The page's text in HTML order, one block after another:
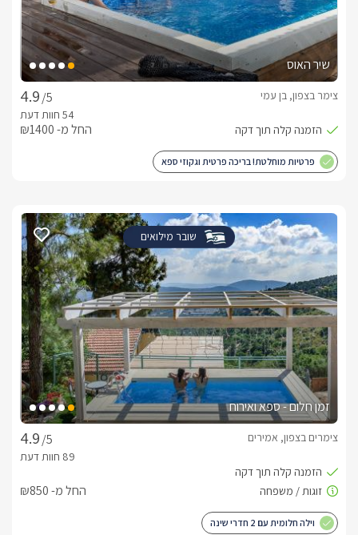
שיר האוס
/5
צימר בצפון, בן עמי
החל מ- ₪1400
פרטיות מוחלטת! בריכה פרטית וגקוזי ספא
שובר מילואים
זמן חלום - ספא ואירוח
/5
צימרים בצפון, אמירים
החל מ- ₪850
וילה חלומית עם 2 חדרי שינה